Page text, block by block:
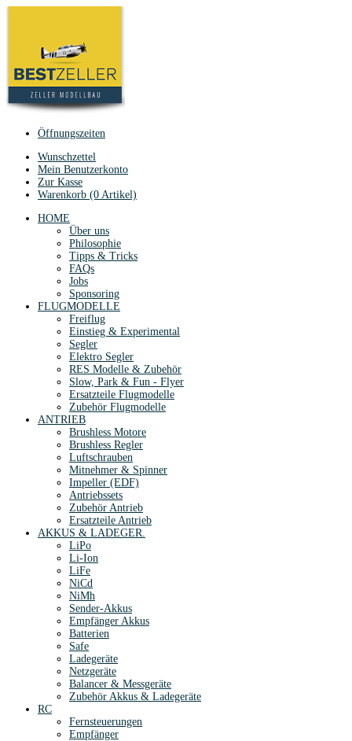
Öffnungszeiten
Wunschzettel
Mein Benutzerkonto
Zur Kasse
Warenkorb (0 Artikel)
HOME
Über uns
Philosophie
Tipps & Tricks
FAQs
Jobs
Sponsoring
FLUGMODELLE
Freiflug
Einstieg & Experimental
Segler
Elektro Segler
RES Modelle & Zubehör
Slow, Park & Fun - Flyer
Ersatzteile Flugmodelle
Zubehör Flugmodelle
ANTRIEB
Brushless Motore
Brushless Regler
Luftschrauben
Mitnehmer & Spinner
Impeller (EDF)
Antriebssets
Zubehör Antrieb
Ersatzteile Antrieb
AKKUS & LADEGER.
LiPo
Li-Ion
LiFe
NiCd
NiMh
Sender-Akkus
Empfänger Akkus
Batterien
Safe
Ladegeräte
Netzgeräte
Balancer & Messgeräte
Zubehör Akkus & Ladegeräte
RC
Fernsteuerungen
Empfänger